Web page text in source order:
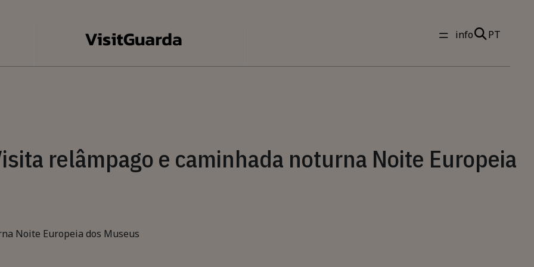
info PT
relâmpago e caminhada noturna Noite Europeia